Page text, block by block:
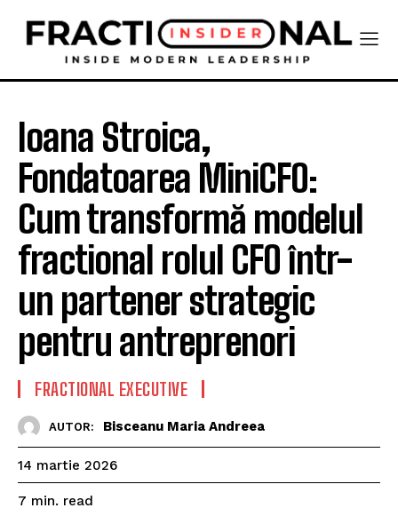
Ioana Stroica,
Fondatoarea MiniCFO:
Cum transformă modelul
fractional rolul CFO într-
un partener strategic
pentru antreprenori
FRACTIONAL EXECUTIVE
AUTOR: Bisceanu Maria Andreea
14 martie 2026
7 min. read